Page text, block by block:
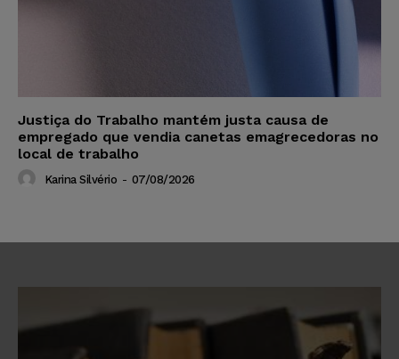
Justiça do Trabalho mantém justa causa de
empregado que vendia canetas emagrecedoras no
local de trabalho
Karina Silvério - 07/08/2026